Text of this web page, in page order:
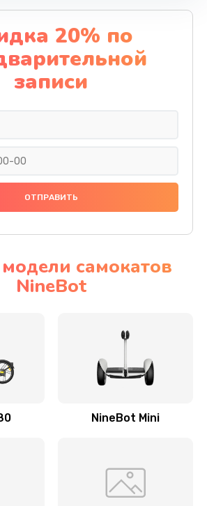
20% по
записи
самокатов
NineBot
NineBot Mini